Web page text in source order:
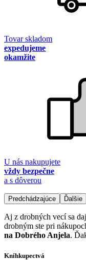
Tovar skladom
expedujeme
okamžite
U nás nakupujete
vždy bezpečne
a s dôverou
Predchádzajúce Ďalšie
Aj z drobných vecí sa
drobným ste pri
na Dobrého Anjela.
Kníhkupectvá